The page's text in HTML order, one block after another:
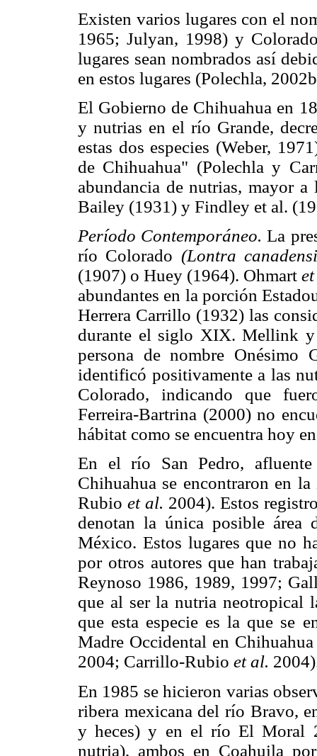
Existen varios lugares con el
1965; Julyan, 1998) y
lugares sean nombrados así
en estos lugares (Polechla,
El Gobierno de Chihuahua en
y nutrias en el río Grande,
estas dos especies (Weber,
de Chihuahua" (Polechla y
abundancia de nutrias, mayor
Bailey (1931) y Findley et al.
Período Contemporáneo. La
río Colorado (Lontra
(1907) o Huey (1964). Ohmart
abundantes en la porción
Herrera Carrillo (1932) las
durante el siglo XIX. Mellink y
persona de nombre Onésimo
identificó positivamente a las
Colorado, indicando que
Ferreira-Bartrina (2000) no
hábitat como se encuentra hoy
En el río San Pedro,
Chihuahua se encontraron en
Rubio et al. 2004). Estos
denotan la única posible área
México. Estos lugares que no
por otros autores que han
Reynoso 1986, 1989, 1997;
que al ser la nutria neotropical
que esta especie es la que se
Madre Occidental en
2004; Carrillo-Rubio et al.
En 1985 se hicieron varias
ribera mexicana del río Bravo,
y heces) y en el río El Moral
nutria), ambos en Coahuila